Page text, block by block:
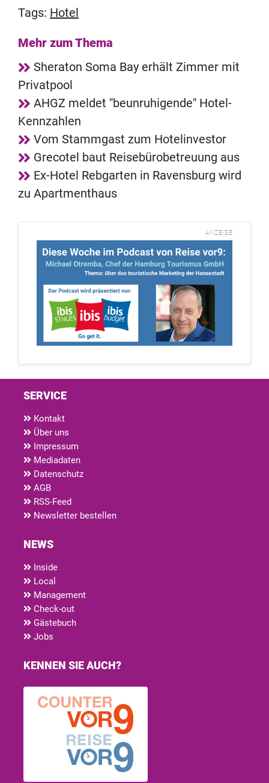
Tags: Hotel
Mehr zum Thema
Sheraton Soma Bay erhält Zimmer mit
Privatpool
AHGZ meldet "beunruhigende" Hotel-
Kennzahlen
Vom Stammgast zum Hotelinvestor
Grecotel baut Reisebürobetreuung aus
Ex-Hotel Rebgarten in Ravensburg wird
zu Apartmenthaus
ANZEIGE
SERVICE
Kontakt
Über uns
Impressum
Mediadaten
Datenschutz
AGB
RSS-Feed
Newsletter bestellen
NEWS
Inside
Local
Management
Check-out
Gästebuch
Jobs
KENNEN SIE AUCH?